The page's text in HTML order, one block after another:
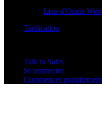
Liste d'Outils
Tarification
Talk to Sales
Se connecter
Commencer gratuitement